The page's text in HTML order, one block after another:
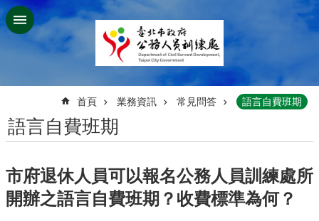
跳到主要內容區塊
首頁 業務資訊 常見問答 語言自費班期
語言自費班期
市府退休人員可以報名公務人員訓練處所
開辦之語言自費班期？收費標準為何？